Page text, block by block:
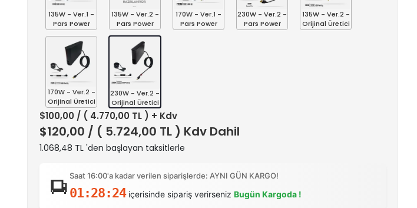
135W - Ver.1 -
Pars Power
135W - Ver.2 -
Pars Power
170W - Ver.1 -
Pars Power
230W - Ver.2 -
Pars Power
135W - Ver.2 -
Orijinal Üretici
170W - Ver.2 -
Orijinal Üretici
230W - Ver.2 -
Orijinal Üretici
$100,00 / ( 4.770,00 TL ) + Kdv
$120,00 / ( 5.724,00 TL ) Kdv Dahil
1.068,48 TL 'den başlayan taksitlerle
Saat 16:00'a kadar verilen siparişlerde: AYNI GÜN KARGO!
01:28:23içerisinde sipariş verirseniz Bugün Kargoda !